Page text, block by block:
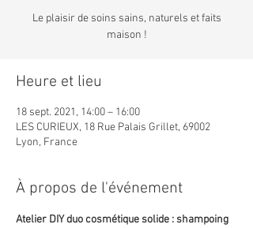
Le plaisir de soins sains, naturels et faits
maison !
Heure et lieu
18 sept. 2021, 14:00 – 16:00
LES CURIEUX, 18 Rue Palais Grillet, 69002
Lyon, France
À propos de l'événement
Atelier DIY duo cosmétique solide : shampoing